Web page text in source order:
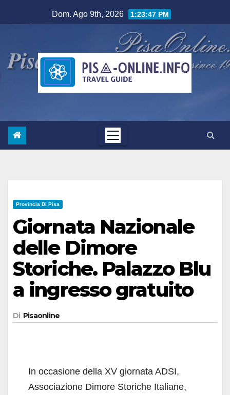
al
Dom. Ago 9th, 2026 1:23:47 PM
Provincia Di Pisa
Giornata Nazionale
delle Dimore
Storiche. Palazzo Blu
a ingresso gratuito
Di Pisaonline
In occasione della XV giornata ADSI,
Associazione Dimore Storiche Italiane,